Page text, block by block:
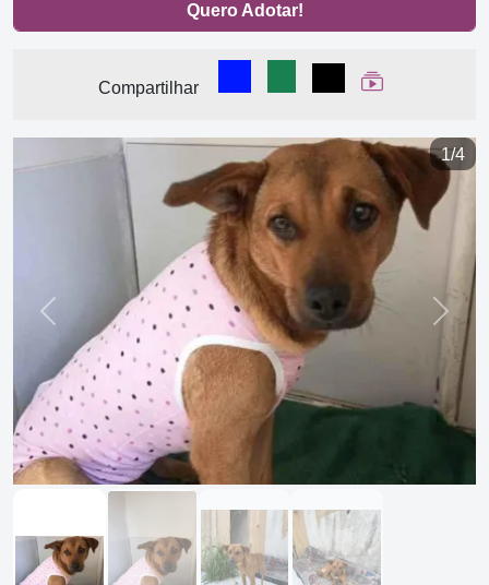
Quero Adotar!
Compartilhar
Compartilhar no Facebook
Compartilhar no
Compartilhar
Ver Web Story
1/4
Previous Next